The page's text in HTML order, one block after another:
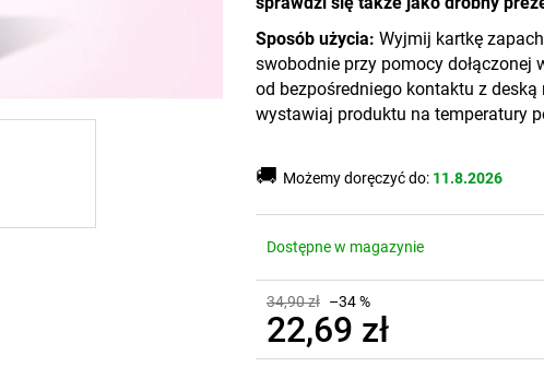
Sposób użycia: Wyjmij kartkę
swobodnie przy pomocy
od bezpośredniego kontaktu z
wystawiaj produktu na temperatury
🚚 Możemy doręczyć do: 11.8.2026
Dostępne w magazynie
34,90 zł –34 %
22,69 zł
Cena